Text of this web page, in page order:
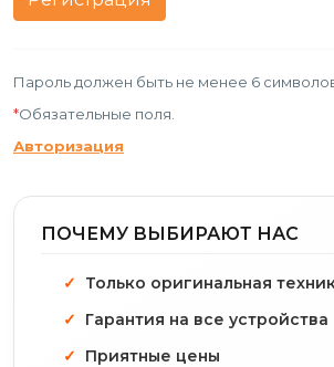
Пароль должен быть не менее 6
*Обязательные поля.
Авторизация
ПОЧЕМУ ВЫБИРАЮТ НАС
Только оригинальная
Гарантия на все устройства
Приятные цены